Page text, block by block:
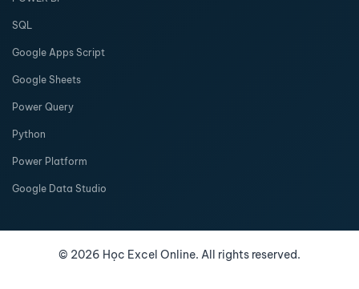
SQL
Google Apps Script
Google Sheets
Power Query
Python
Power Platform
Google Data Studio
© 2026 Học Excel Online. All rights reserved.